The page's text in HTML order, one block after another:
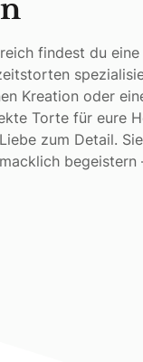
findest du
Kreation oder
Torte für eure
zum Detail.